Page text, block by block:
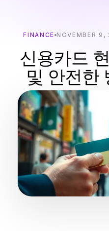
FINANCE NOVEMBER 9,
신용카드
및 안전한